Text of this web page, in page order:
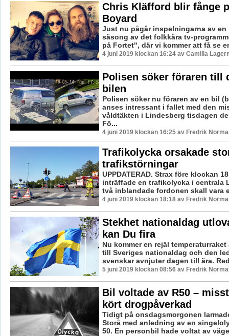
Chris Kläfford blir fånge
Boyard
Just nu pågår inspelningarna av en
säsong av det folkkära tv-
på Fortet", där vi kommer att få se
4 juni 2019 klockan 16:24 av Camilla
Polisen söker föraren till
bilen
Polisen söker nu föraren av en bil
anses intressant i fallet med den
våldtäkten i Lindesberg tisdagen
Fö...
4 juni 2019 klockan 16:25 av Fredrik
Trafikolycka orsakade
trafikstörningar
UPPDATERAD. Strax före klockan
inträffade en trafikolycka i centrala
två inblandade fordonen skall vara
4 juni 2019 klockan 18:18 av Fredrik
Stekhet nationaldag
kan Du fira
Nu kommer en rejäl
till Sveriges nationaldag och den
svenskar avnjuter dagen till ära.
5 juni 2019 klockan 08:56 av Fredrik
Bil voltade av R50 –
kört drogpåverkad
Tidigt på onsdagsmorgonen
Storå med anledning av en
50. En personbil hade voltat av